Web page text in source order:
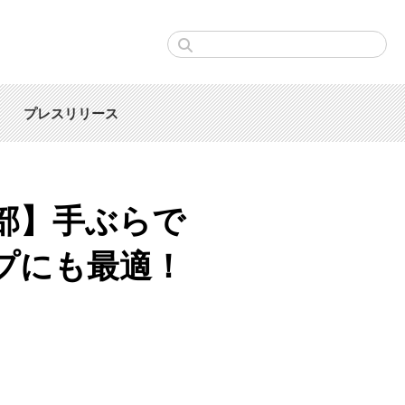
プレスリリース
】手ぶらで
も最適！